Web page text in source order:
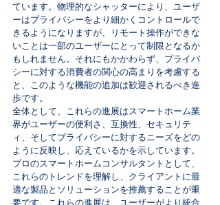
ています。物理的なシャッターにより、ユーザ
ーはプライバシーをより細かくコントロールで
きるようになりますが、リモート操作ができな
いことは一部のユーザーにとって制限となるか
もしれません。それにもかかわらず、プライバ
シーに対する消費者の関心の高まりを考慮する
と、このような機能の追加は歓迎されるべき進
歩です。
全体として、これらの進展はスマートホーム業
界がユーザーの便利さ、互換性、セキュリテ
ィ、そしてプライバシーに対するニーズをどの
ように反映し、応えているかを示しています。
プロのスマートホームコンサルタントとして、
これらのトレンドを理解し、クライアントに最
適な製品とソリューションを推薦することが重
要です。これらの進展は、ユーザーがより統合